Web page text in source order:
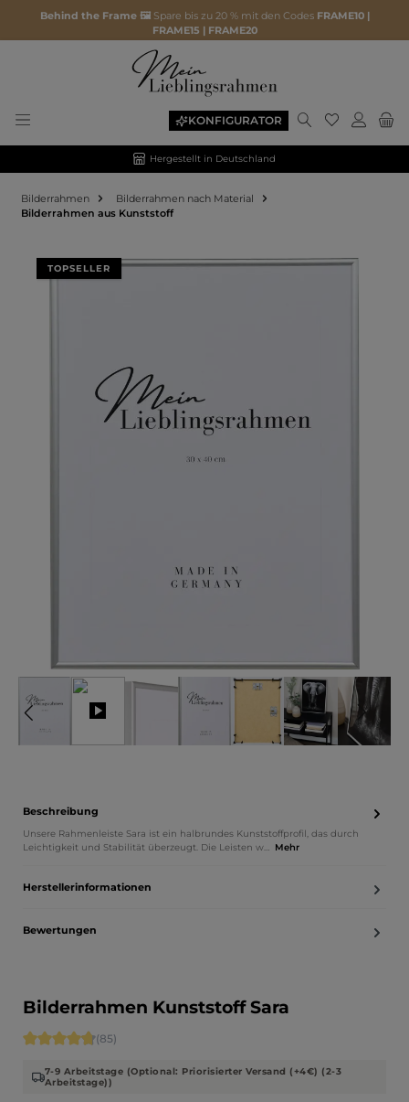
Behind the Frame 🖼️ Spare bis zu 20 % mit den Codes FRAME10 |
FRAME15 | FRAME20
KONFIGURATOR
Hergestellt in Deutschland
Bilderrahmen
Bilderrahmen nach Material
Bilderrahmen aus Kunststoff
Bildergalerie überspringen
TOPSELLER
Beschreibung
Unsere Rahmenleiste Sara ist ein halbrundes Kunststoffprofil, das durch
Leichtigkeit und Stabilität überzeugt. Die Leisten w… Mehr
Herstellerinformationen
Bewertungen
Bilderrahmen Kunststoff Sara
Durchschnittliche Bewertung von 4.71 von 5 Sternen
(85)
7-9 Arbeitstage (Optional: Priorisierter Versand (+4€) (2-3
Arbeitstage))